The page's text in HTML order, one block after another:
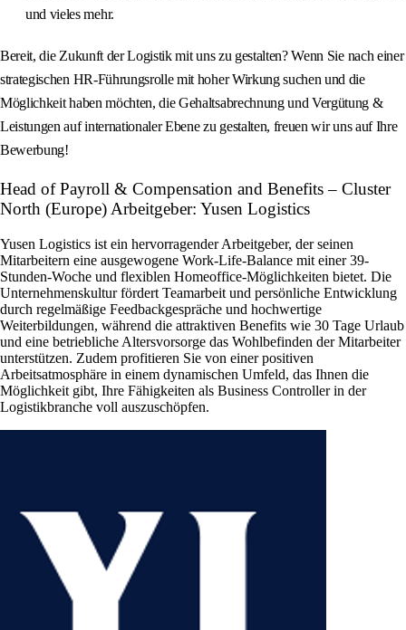
und vieles mehr.
Bereit, die Zukunft der Logistik mit uns zu gestalten? Wenn Sie nach einer
strategischen HR-Führungsrolle mit hoher Wirkung suchen und die
Möglichkeit haben möchten, die Gehaltsabrechnung und Vergütung &
Leistungen auf internationaler Ebene zu gestalten, freuen wir uns auf Ihre
Bewerbung!
Head of Payroll & Compensation and Benefits – Cluster
North (Europe) Arbeitgeber: Yusen Logistics
Yusen Logistics ist ein hervorragender Arbeitgeber, der seinen
Mitarbeitern eine ausgewogene Work-Life-Balance mit einer 39-
Stunden-Woche und flexiblen Homeoffice-Möglichkeiten bietet. Die
Unternehmenskultur fördert Teamarbeit und persönliche Entwicklung
durch regelmäßige Feedbackgespräche und hochwertige
Weiterbildungen, während die attraktiven Benefits wie 30 Tage Urlaub
und eine betriebliche Altersvorsorge das Wohlbefinden der Mitarbeiter
unterstützen. Zudem profitieren Sie von einer positiven
Arbeitsatmosphäre in einem dynamischen Umfeld, das Ihnen die
Möglichkeit gibt, Ihre Fähigkeiten als Business Controller in der
Logistikbranche voll auszuschöpfen.